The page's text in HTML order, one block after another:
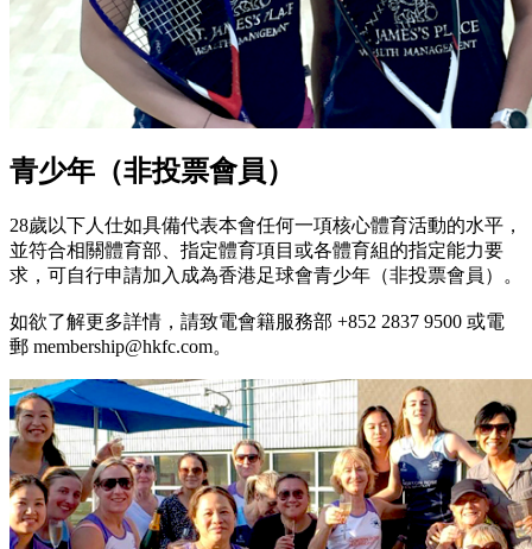
青少年（非投票會員）
28歲以下人仕如具備代表本會任何一項核心體育活動的水平，
並符合相關體育部、指定體育項目或各體育組的指定能力要
求，可自行申請加入成為香港足球會青少年（非投票會員）。
如欲了解更多詳情，請致電會籍服務部 +852 2837 9500 或電
郵 membership@hkfc.com。